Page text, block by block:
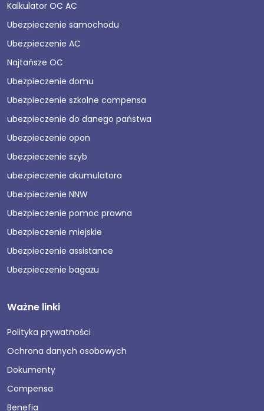
Kalkulator OC AC
Ubezpieczenie samochodu
Ubezpieczenie AC
Najtańsze OC
Ubezpieczenie domu
Ubezpieczenie szkolne compensa
ubezpieczenie do danego państwa
Ubezpieczenie opon
Ubezpieczenie szyb
ubezpieczenie akumulatora
Ubezpieczenie NNW
Ubezpieczenie pomoc prawna
Ubezpieczenie miejskie
Ubezpieczenie assistance
Ubezpieczenie bagażu
Ważne linki
Polityka prywatności
Ochrona danych osobowych
Dokumenty
Compensa
Benefia